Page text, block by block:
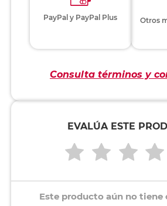
PayPal y PayPal Plus Otros
Consulta términos y
EVALÚA ESTE
Este producto aún no tiene